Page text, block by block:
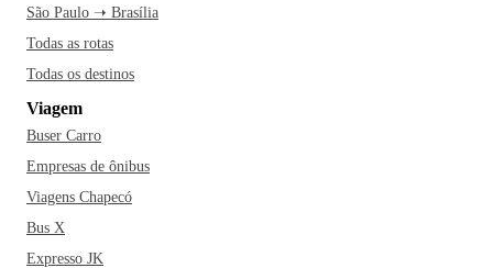
São Paulo ➝ Brasília
Todas as rotas
Todas os destinos
Viagem
Buser Carro
Empresas de ônibus
Viagens Chapecó
Bus X
Expresso JK